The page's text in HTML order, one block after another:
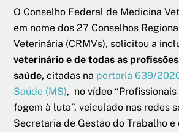
O Conselho Federal de Medicina
em nome dos 27 Conselhos
Veterinária (CRMVs), solicitou a
veterinário e de todas as
saúde, citadas na portaria 639/
Saúde (MS), no vídeo
fogem à luta”, veiculado nas redes
Secretaria de Gestão do Trabalho e